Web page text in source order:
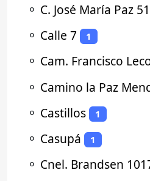
⚬ C. José María Paz
⚬ Calle 7 1
⚬ Cam. Francisco
⚬ Camino la Paz
⚬ Castillos 1
⚬ Casupá 1
⚬ Cnel. Brandsen